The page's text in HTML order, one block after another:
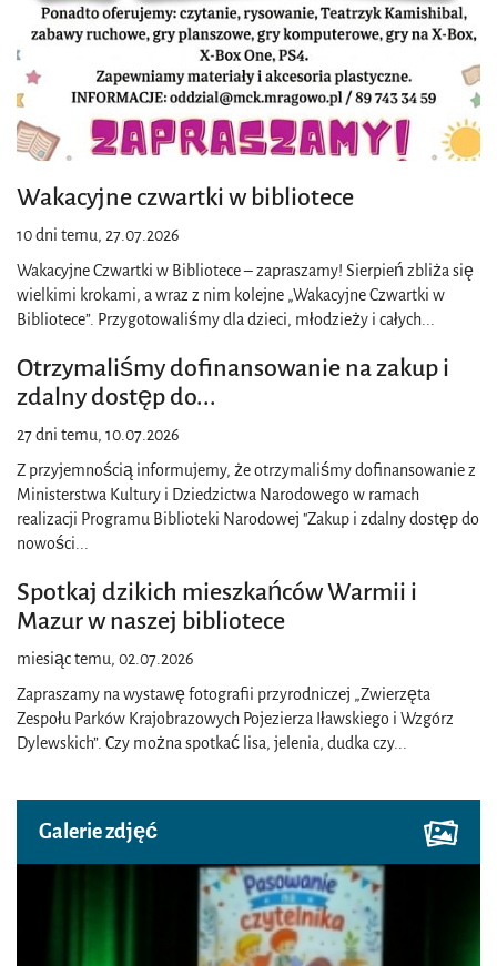
Wakacyjne czwartki w bibliotece
10 dni temu, 27.07.2026
Wakacyjne Czwartki w Bibliotece – zapraszamy! Sierpień zbliża się
wielkimi krokami, a wraz z nim kolejne „Wakacyjne Czwartki w
Bibliotece”. Przygotowaliśmy dla dzieci, młodzieży i całych...
Otrzymaliśmy dofinansowanie na zakup i
zdalny dostęp do...
27 dni temu, 10.07.2026
Z przyjemnością informujemy, że otrzymaliśmy dofinansowanie z
Ministerstwa Kultury i Dziedzictwa Narodowego w ramach
realizacji Programu Biblioteki Narodowej "Zakup i zdalny dostęp do
nowości...
Spotkaj dzikich mieszkańców Warmii i
Mazur w naszej bibliotece
miesiąc temu, 02.07.2026
Zapraszamy na wystawę fotografii przyrodniczej „Zwierzęta
Zespołu Parków Krajobrazowych Pojezierza Iławskiego i Wzgórz
Dylewskich”. Czy można spotkać lisa, jelenia, dudka czy...
Galerie zdjęć